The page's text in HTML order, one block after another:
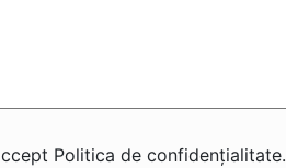
Politica de confidențialitate.